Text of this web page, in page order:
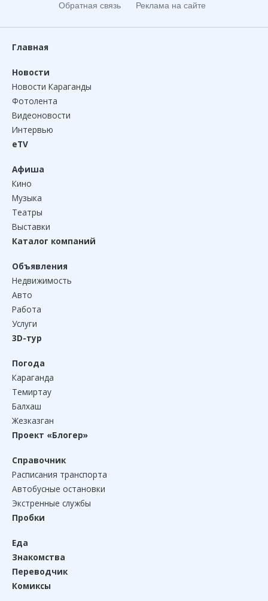
Обратная связь Реклама на сайте
Главная
Новости
Новости Караганды
Фотолента
Видеоновости
Интервью
eTV
Афиша
Кино
Музыка
Театры
Выставки
Каталог компаний
Объявления
Недвижимость
Авто
Работа
Услуги
3D-тур
Погода
Караганда
Темиртау
Балхаш
Жезказган
Проект «Блогер»
Справочник
Расписания транспорта
Автобусные остановки
Экстренные службы
Пробки
Еда
Знакомства
Переводчик
Комиксы